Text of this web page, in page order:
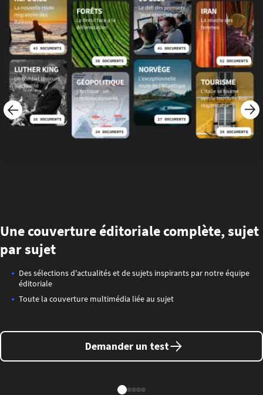
Une couverture éditoriale complète, sujet
par sujet
Des sélections d'actualités et de sujets inspirants par notre équipe
éditoriale
Toute la couverture multimédia liée au sujet
Demander un test